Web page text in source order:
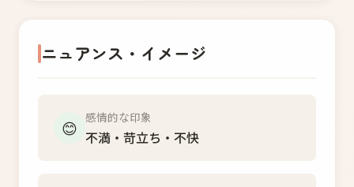
ニュアンス・イメージ
😊 感情的な印象
不満・苛立ち・不快